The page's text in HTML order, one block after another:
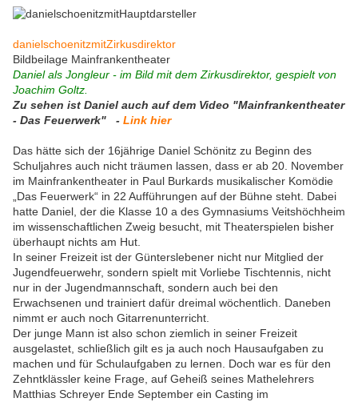
danielschoenitzmitZirkusdirektor
Bildbeilage Mainfrankentheater
Daniel als Jongleur - im Bild mit dem Zirkusdirektor, gespielt von
Joachim Goltz.
Zu sehen ist Daniel auch auf dem Video "Mainfrankentheater
- Das Feuerwerk" - Link hier
Das hätte sich der 16jährige Daniel Schönitz zu Beginn des
Schuljahres auch nicht träumen lassen, dass er ab 20. November
im Mainfrankentheater in Paul Burkards musikalischer Komödie
„Das Feuerwerk“ in 22 Aufführungen auf der Bühne steht. Dabei
hatte Daniel, der die Klasse 10 a des Gymnasiums Veitshöchheim
im wissenschaftlichen Zweig besucht, mit Theaterspielen bisher
überhaupt nichts am Hut.
In seiner Freizeit ist der Günterslebener nicht nur Mitglied der
Jugendfeuerwehr, sondern spielt mit Vorliebe Tischtennis, nicht
nur in der Jugendmannschaft, sondern auch bei den
Erwachsenen und trainiert dafür dreimal wöchentlich. Daneben
nimmt er auch noch Gitarrenunterricht.
Der junge Mann ist also schon ziemlich in seiner Freizeit
ausgelastet, schließlich gilt es ja auch noch Hausaufgaben zu
machen und für Schulaufgaben zu lernen. Doch war es für den
Zehntklässler keine Frage, auf Geheiß seines Mathelehrers
Matthias Schreyer Ende September ein Casting im